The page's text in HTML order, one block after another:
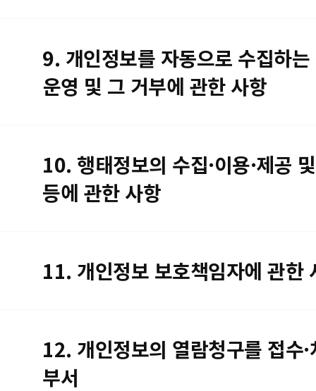
9. 개인정보를 자동으로 수집하는
운영 및 그 거부에 관한 사항
10. 행태정보의 수집·이용·제공
등에 관한 사항
11. 개인정보 보호책임자에 관한
12. 개인정보의 열람청구를 접수
부서